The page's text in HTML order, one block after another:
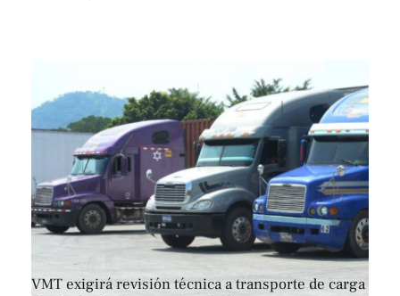
VMT exigirá revisión técnica a transporte de carga